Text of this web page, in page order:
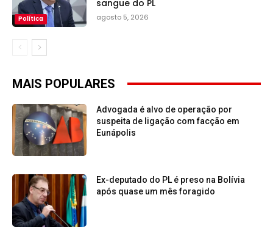
Política
sangue do PL
agosto 5, 2026
MAIS POPULARES
Advogada é alvo de operação por
suspeita de ligação com facção em
Eunápolis
Ex-deputado do PL é preso na Bolívia
após quase um mês foragido